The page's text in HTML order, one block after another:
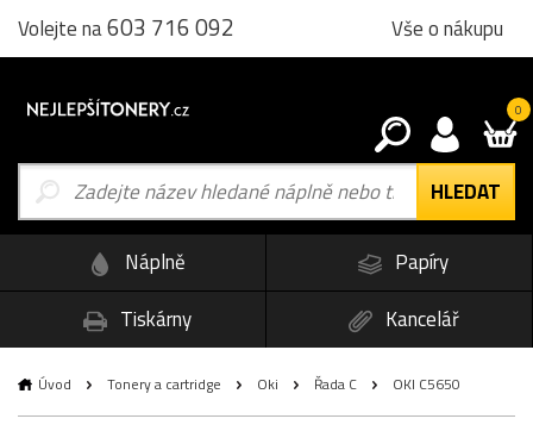
Volejte na603 716 092 Vše o nákupu
0
Náplně
Papíry
Tiskárny
Kancelář
Úvod Tonery a cartridge Oki Řada C OKI C5650